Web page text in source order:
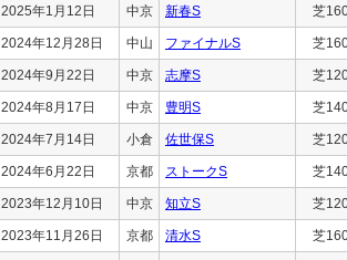
2025年1月12日 中京 新春S 芝
2024年12月28日 中山 ファイナルS 芝
2024年9月22日 中京 志摩S 芝
2024年8月17日 中京 豊明S 芝
2024年7月14日 小倉 佐世保S 芝
2024年6月22日 京都 ストークS 芝
2023年12月10日 中京 知立S 芝
2023年11月26日 京都 清水S 芝